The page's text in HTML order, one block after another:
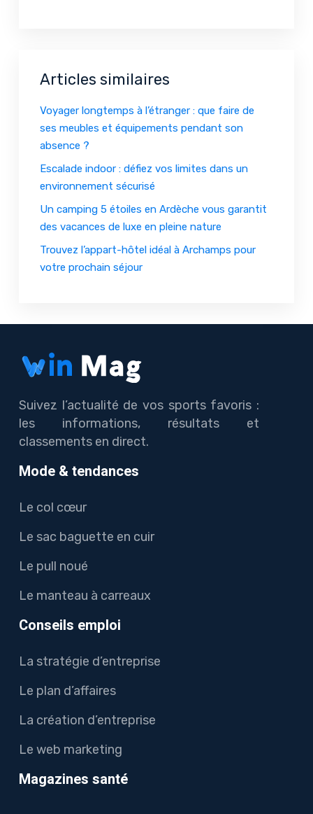
Articles similaires
Voyager longtemps à l’étranger : que faire de
ses meubles et équipements pendant son
absence ?
Escalade indoor : défiez vos limites dans un
environnement sécurisé
Un camping 5 étoiles en Ardèche vous garantit
des vacances de luxe en pleine nature
Trouvez l’appart-hôtel idéal à Archamps pour
votre prochain séjour
Suivez l’actualité de vos sports favoris :
les informations, résultats et
classements en direct.
Mode & tendances
Le col cœur
Le sac baguette en cuir
Le pull noué
Le manteau à carreaux
Conseils emploi
La stratégie d’entreprise
Le plan d’affaires
La création d’entreprise
Le web marketing
Magazines santé